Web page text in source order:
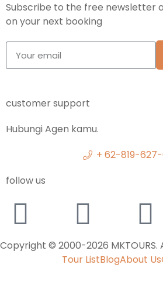
Subscribe to the free newsletter
on your next booking
customer support
Hubungi Agen kamu.
+ 62-819-
follow us
Copyright © 2000-2026 MKTOURS.
Tour ListBlogAbout Us